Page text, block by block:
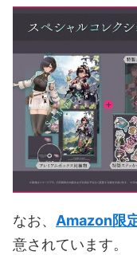
なお、 Amazon限
意されています。